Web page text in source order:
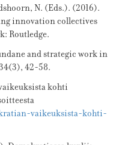
N. (Eds.). (2016).
innovation collectives
Routledge.
and strategic work in
42-58.
kohti
vaikeuksista-kohti-